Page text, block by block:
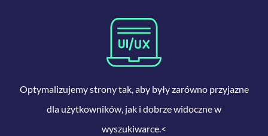
Optymalizujemy strony tak, aby były zarówno przyjazne
dla użytkowników, jak i dobrze widoczne w
wyszukiwarce.<